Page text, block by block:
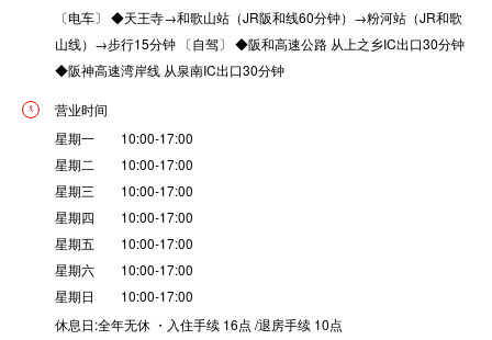
〔电车〕 ◆天王寺→和歌山站（JR阪和线60分钟）→粉河站（JR和歌
山线）→步行15分钟 〔自驾〕 ◆阪和高速公路 从上之乡IC出口30分钟
◆阪神高速湾岸线 从泉南IC出口30分钟
营业时间
星期一 10:00-17:00
星期二 10:00-17:00
星期三 10:00-17:00
星期四 10:00-17:00
星期五 10:00-17:00
星期六 10:00-17:00
星期日 10:00-17:00
休息日:全年无休 ・入住手续 16点 /退房手续 10点